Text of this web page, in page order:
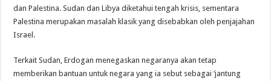
dan Palestina. Sudan dan Libya diketahui tengah krisis, sementara
Palestina merupakan masalah klasik yang disebabkan oleh penjajahan
Israel.
Terkait Sudan, Erdogan menegaskan negaranya akan tetap
memberikan bantuan untuk negara yang ia sebut sebagai ‘jantung